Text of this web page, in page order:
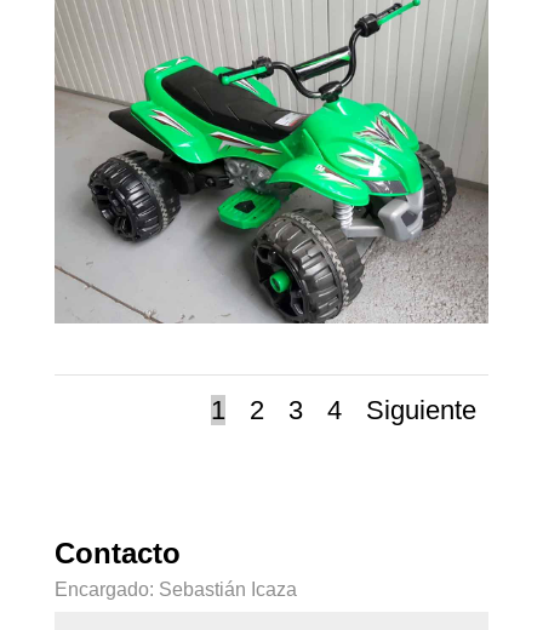
1 2 3 4 Siguiente
Contacto
Encargado: Sebastián Icaza